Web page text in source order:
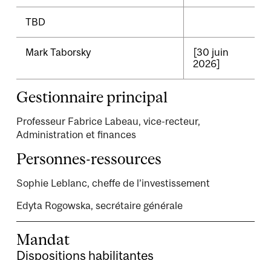
TBD
Mark Taborsky
[30 juin
2026]
Gestionnaire principal
Professeur Fabrice Labeau, vice-recteur,
Administration et finances
Personnes-ressources
Sophie Leblanc, cheffe de l’investissement
Edyta Rogowska, secrétaire générale
Mandat
Dispositions habilitantes